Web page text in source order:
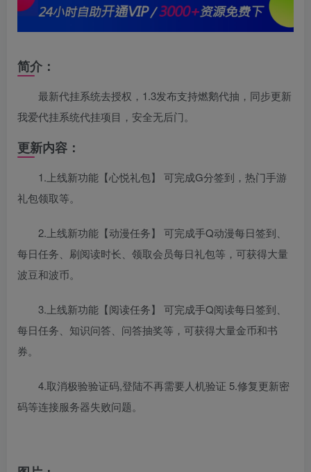
简介：
最新代挂系统去授权，1.3发布支持燃鹅代抽，同步更新
我爱代挂系统代挂项目，安全无后门。
更新内容：
1.上线新功能【心悦礼包】 可完成G分签到，热门手游
礼包领取等。
2.上线新功能【动漫任务】 可完成手Q动漫每日签到、
每日任务、刷阅读时长、领取会员每日礼包等，可获得大量
波豆和波币。
3.上线新功能【阅读任务】 可完成手Q阅读每日签到、
每日任务、知识问答、问答抽奖等，可获得大量金币和书
券。
4.取消极验验证码,登陆不再需要人机验证 5.修复更新密
码等连接服务器失败问题。